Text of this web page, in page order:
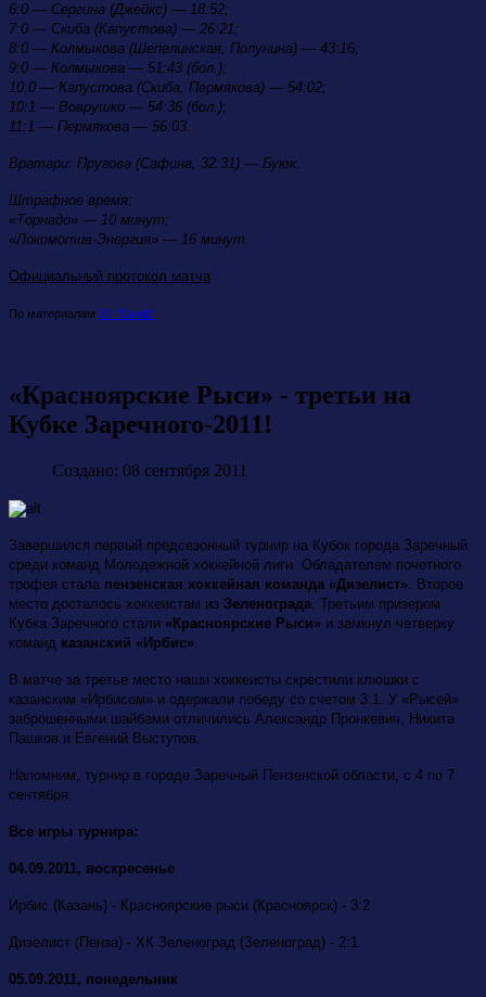
6:0 — Сергина (Джейкс) — 18:52;
7:0 — Скиба (Капустова) — 26:21;
8:0 — Колмыкова (Шепелинская, Полунина) — 43:16;
9:0 — Колмыкова — 51:43 (бол.);
10:0 — Капустова (Скиба, Пермякова) — 54:02;
10:1 — Воврушко — 54:36 (бол.);
11:1 — Пермякова — 56:03.
Вратари: Пругова (Сафина, 32:31) — Буюк.
Штрафное время:
«Торнадо» — 10 минут;
«Локомотив-Энергия» — 16 минут.
Официальный протокол матча
По материалам ХК "Скиф"
«Красноярские Рыси» - третьи на
Кубке Заречного-2011!
Создано: 08 сентября 2011
Завершился первый предсезонный турнир на Кубок города Заречный
среди команд Молодежной хоккейной лиги. Обладателем почетного
трофея стала пензенская хоккейная команда «Дизелист» . Второе
место досталось хоккеистам из Зеленограда . Третьим призером
Кубка Заречного стали «Красноярские Рыси» и замкнул четверку
команд казанский «Ирбис»
В матче за третье место наши хоккеисты скрестили клюшки с
казанским «Ирбисом» и одержали победу со счетом 3:1. У «Рысей»
заброшенными шайбами отличились Александр Пронкевич, Никита
Пашков и Евгений Выступов.
Напомним, турнир в городе Заречный Пензенской области, с 4 по 7
сентября.
Все игры турнира:
04.09.2011, воскресенье
Ирбис (Казань) - Красноярские рыси (Красноярск) - 3:2
Дизелист (Пенза) - ХК Зеленоград (Зеленоград) - 2:1
05.09.2011, понедельник